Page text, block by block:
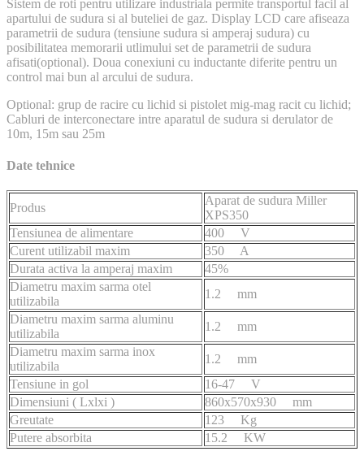
Sistem de roti pentru utilizare industriala permite transportul facil al
apartului de sudura si al buteliei de gaz. Display LCD care afiseaza
parametrii de sudura (tensiune sudura si amperaj sudura) cu
posibilitatea memorarii utlimului set de parametrii de sudura
afisati(optional). Doua conexiuni cu inductante diferite pentru un
control mai bun al arcului de sudura.
Optional: grup de racire cu lichid si pistolet mig-mag racit cu lichid;
Cabluri de interconectare intre aparatul de sudura si derulator de
10m, 15m sau 25m
Date tehnice
Produs
Aparat de sudura Miller
XPS350
Tensiunea de alimentare
400 V
Curent utilizabil maxim
350 A
Durata activa la amperaj maxim
45%
Diametru maxim sarma otel
utilizabila
1.2 mm
Diametru maxim sarma aluminu
utilizabila
1.2 mm
Diametru maxim sarma inox
utilizabila
1.2 mm
Tensiune in gol
16-47 V
Dimensiuni ( Lxlxi )
860x570x930 mm
Greutate
123 Kg
Putere absorbita
15.2 KW